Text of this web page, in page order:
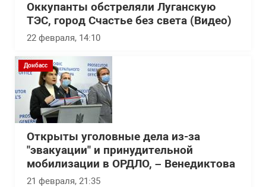
Оккупанты обстреляли Луганскую
ТЭС, город Счастье без света (Видео)
22 февраля, 14:10
Донбасс
Открыты уголовные дела из-за
"эвакуации" и принудительной
мобилизации в ОРДЛО, – Венедиктова
21 февраля, 21:35